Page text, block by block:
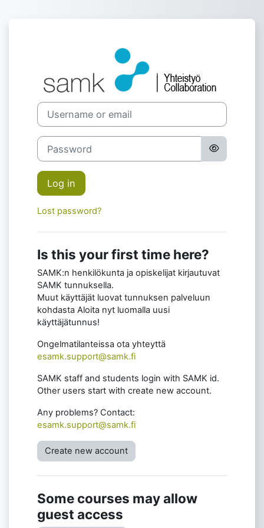
Log in to
Username or email
Password
Log in
Lost password?
Is this your first time here?
SAMK:n henkilökunta ja opiskelijat kirjautuvat
SAMK tunnuksella.
Muut käyttäjät luovat tunnuksen palveluun
kohdasta Aloita nyt luomalla uusi
käyttäjätunnus!
Ongelmatilanteissa ota yhteyttä
esamk.support@samk.fi
SAMK staff and students login with SAMK id.
Other users start with create new account.
Any problems? Contact:
esamk.support@samk.fi
Create new account
Some courses may allow
guest access